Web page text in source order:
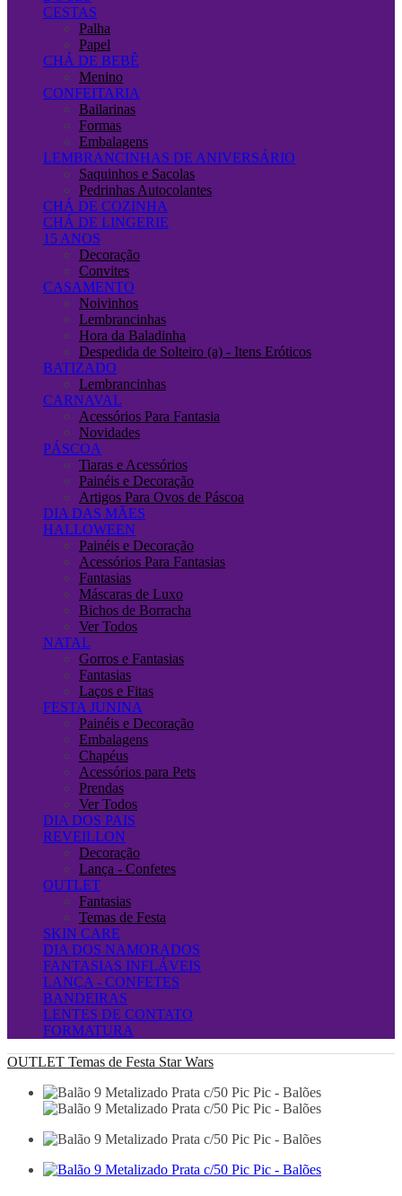
CESTAS
Palha
Papel
CHÁ DE BEBÊ
Menino
CONFEITARIA
Bailarinas
Formas
Embalagens
LEMBRANCINHAS DE ANIVERSÁRIO
Saquinhos e Sacolas
Pedrinhas Autocolantes
CHÁ DE COZINHA
CHÁ DE LINGERIE
15 ANOS
Decoração
Convites
CASAMENTO
Noivinhos
Lembrancinhas
Hora da Baladinha
Despedida de Solteiro (a) - Itens Eróticos
BATIZADO
Lembrancinhas
CARNAVAL
Acessórios Para Fantasia
Novidades
PÁSCOA
Tiaras e Acessórios
Painéis e Decoração
Artigos Para Ovos de Páscoa
DIA DAS MÃES
HALLOWEEN
Painéis e Decoração
Acessórios Para Fantasias
Fantasias
Máscaras de Luxo
Bichos de Borracha
Ver Todos
NATAL
Gorros e Fantasias
Fantasias
Laços e Fitas
FESTA JUNINA
Painéis e Decoração
Embalagens
Chapéus
Acessórios para Pets
Prendas
Ver Todos
DIA DOS PAIS
REVEILLON
Decoração
Lança - Confetes
OUTLET
Fantasias
Temas de Festa
SKIN CARE
DIA DOS NAMORADOS
FANTASIAS INFLÁVEIS
LANÇA - CONFETES
BANDEIRAS
LENTES DE CONTATO
FORMATURA
OUTLET Temas de Festa Star Wars